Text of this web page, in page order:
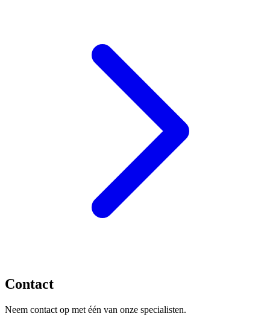
Contact
Neem contact op met één van onze specialisten.